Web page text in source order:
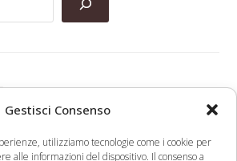
Gestisci Consenso
utilizziamo tecnologie come i cookie per
alle informazioni del dispositivo. Il consenso a